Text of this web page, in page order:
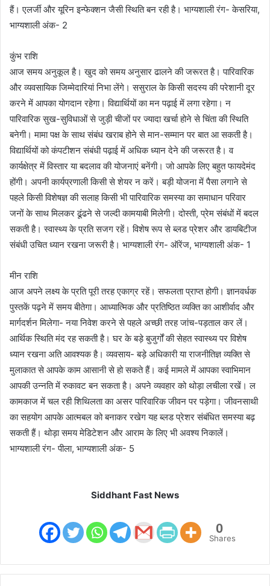
हैं। एलर्जी और यूरिन इन्फेक्शन जैसी स्थिति बन रही है। भाग्यशाली रंग- केसरिया,
भाग्यशाली अंक- 2
कुंभ राशि
आज समय अनुकूल है। खुद को समय अनुसार ढालने की जरूरत है। पारिवारिक
और व्यवसायिक जिम्मेदारियां निभा लेंगे। ससुराल के किसी सदस्य की परेशानी दूर
करने में आपका योगदान रहेगा। विद्यार्थियों का मन पढ़ाई में लगा रहेगा। न
पारिवारिक सुख-सुविधाओं से जुड़ी चीजों पर ज्यादा खर्चा होने से चिंता की स्थिति
बनेगी। मामा पक्ष के साथ संबंध खराब होने से मान-सम्मान पर बात आ सकती है।
विद्यार्थियों को कंपटीशन संबंधी पढ़ाई में अधिक ध्यान देने की जरूरत है। व
कार्यक्षेत्र में विस्तार या बदलाव की योजनाएं बनेंगी। जो आपके लिए बहुत फायदेमंद
होंगी। अपनी कार्यप्रणाली किसी से शेयर न करें। बड़ी योजना में पैसा लगाने से
पहले किसी विशेषज्ञ की सलाह किसी भी पारिवारिक समस्या का समाधान परिवार
जनों के साथ मिलकर ढूंढने से जल्दी कामयाबी मिलेगी। दोस्ती, प्रेम संबंधों में बदल
सकती है। स्वास्थ्य के प्रति सजग रहें। विशेष रूप से ब्लड प्रेशर और डायबिटीज
संबंधी उचित ध्यान रखना जरूरी है। भाग्यशाली रंग- ऑरेंज, भाग्यशाली अंक- 1
मीन राशि
आज अपने लक्ष्य के प्रति पूरी तरह एकाग्र रहें। सफलता प्राप्त होगी। ज्ञानवर्धक
पुस्तकें पढ़ने में समय बीतेगा। आध्यात्मिक और प्रतिष्ठित व्यक्ति का आशीर्वाद और
मार्गदर्शन मिलेगा- नया निवेश करने से पहले अच्छी तरह जांच-पड़ताल कर लें।
आर्थिक स्थिति मंद रह सकती है। घर के बड़े बुजुर्गों की सेहत स्वास्थ्य पर विशेष
ध्यान रखना अति आवश्यक है। व्यवसाय- बड़े अधिकारी या राजनीतिज्ञ व्यक्ति से
मुलाकात से आपके काम आसानी से हो सकते हैं। कई मामले में आपका स्वाभिमान
आपकी उन्नति में रुकावट बन सकता है। अपने व्यवहार को थोड़ा लचीला रखें। ल
कामकाज में चल रही शिथिलता का असर पारिवारिक जीवन पर पड़ेगा। जीवनसाथी
का सहयोग आपके आत्मबल को बनाकर रखेग यह ब्लड प्रेशर संबंधित समस्या बढ़
सकती हैं। थोड़ा समय मेडिटेशन और आराम के लिए भी अवश्य निकालें।
भाग्यशाली रंग- पीला, भाग्यशाली अंक- 5
Siddhant Fast News
0
Shares